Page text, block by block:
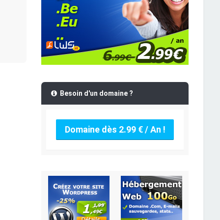
Besoin d'un domaine ?
Domaine dès 2.99 € / An !